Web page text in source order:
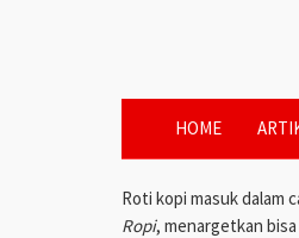
HOME
Roti kopi masuk dalam
Ropi, menargetkan bisa